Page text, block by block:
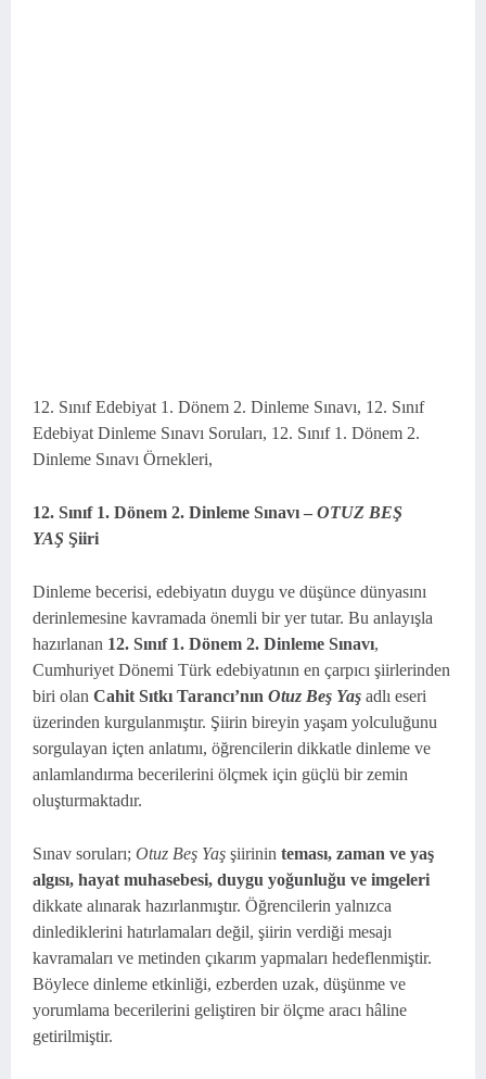
12. Sınıf Edebiyat 1. Dönem 2. Dinleme Sınavı, 12. Sınıf
Edebiyat Dinleme Sınavı Soruları, 12. Sınıf 1. Dönem 2.
Dinleme Sınavı Örnekleri,
12. Sınıf 1. Dönem 2. Dinleme Sınavı – OTUZ BEŞ
YAŞ Şiiri
Dinleme becerisi, edebiyatın duygu ve düşünce dünyasını
derinlemesine kavramada önemli bir yer tutar. Bu anlayışla
hazırlanan 12. Sınıf 1. Dönem 2. Dinleme Sınavı,
Cumhuriyet Dönemi Türk edebiyatının en çarpıcı şiirlerinden
biri olan Cahit Sıtkı Tarancı’nın Otuz Beş Yaş adlı eseri
üzerinden kurgulanmıştır. Şiirin bireyin yaşam yolculuğunu
sorgulayan içten anlatımı, öğrencilerin dikkatle dinleme ve
anlamlandırma becerilerini ölçmek için güçlü bir zemin
oluşturmaktadır.
Sınav soruları; Otuz Beş Yaş şiirinin teması, zaman ve yaş
algısı, hayat muhasebesi, duygu yoğunluğu ve imgeleri
dikkate alınarak hazırlanmıştır. Öğrencilerin yalnızca
dinlediklerini hatırlamaları değil, şiirin verdiği mesajı
kavramaları ve metinden çıkarım yapmaları hedeflenmiştir.
Böylece dinleme etkinliği, ezberden uzak, düşünme ve
yorumlama becerilerini geliştiren bir ölçme aracı hâline
getirilmiştir.